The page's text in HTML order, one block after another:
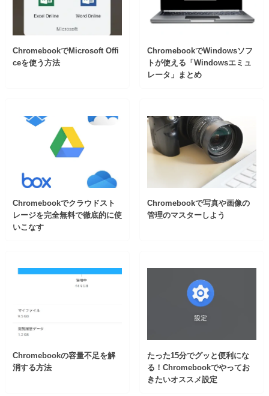
ChromebookでMicrosoft Offi
ceを使う方法
ChromebookでWindowsソフ
トが使える「Windowsエミュ
レータ」まとめ
Chromebookでクラウドスト
レージを完全無料で徹底的に使
いこなす
Chromebookで写真や画像の
管理のマスターしよう
Chromebookの容量不足を解
消する方法
たった15分でグッと便利にな
る！Chromebookでやってお
きたいオススメ設定